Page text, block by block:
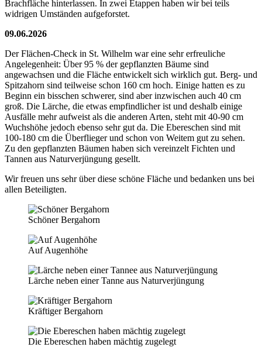
Brachfläche hinterlassen. In zwei Etappen haben wir bei teils
widrigen Umständen aufgeforstet.
09.06.2026
Der Flächen-Check in St. Wilhelm war eine sehr erfreuliche
Angelegenheit: Über 95 % der gepflanzten Bäume sind
angewachsen und die Fläche entwickelt sich wirklich gut. Berg- und
Spitzahorn sind teilweise schon 160 cm hoch. Einige hatten es zu
Beginn ein bisschen schwerer, sind aber inzwischen auch 40 cm
groß. Die Lärche, die etwas empfindlicher ist und deshalb einige
Ausfälle mehr aufweist als die anderen Arten, steht mit 40-90 cm
Wuchshöhe jedoch ebenso sehr gut da. Die Ebereschen sind mit
100-180 cm die Überflieger und schon von Weitem gut zu sehen.
Zu den gepflanzten Bäumen haben sich vereinzelt Fichten und
Tannen aus Naturverjüngung gesellt.
Wir freuen uns sehr über diese schöne Fläche und bedanken uns bei
allen Beteiligten.
Schöner Bergahorn
Auf Augenhöhe
Lärche neben einer Tanne aus Naturverjüngung
Kräftiger Bergahorn
Die Ebereschen haben mächtig zugelegt